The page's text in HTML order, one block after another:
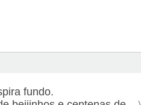
fundo.